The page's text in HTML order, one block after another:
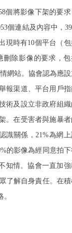
個將影像下架的要
個連結及內容中，
現時有10個平台（
刪除影像的要求，包
網站。協會認為應
報渠道、平台用戶
術及設立非政府組
。在受害者與施暴
識關係，21%為網
的影像為經同意拍
知情。協會一直加
了解自身責任。在